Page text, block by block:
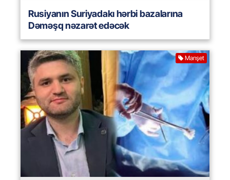
Rusiyanın Suriyadakı hərbi bazalarına
Dəməşq nəzarət edəcək
Manşet